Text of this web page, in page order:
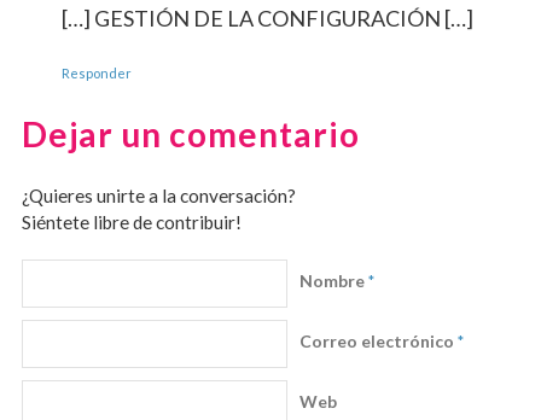
[…] GESTIÓN DE LA CONFIGURACIÓN […]
Responder
Dejar un comentario
¿Quieres unirte a la conversación?
Siéntete libre de contribuir!
Nombre*
Correo electrónico *
Web